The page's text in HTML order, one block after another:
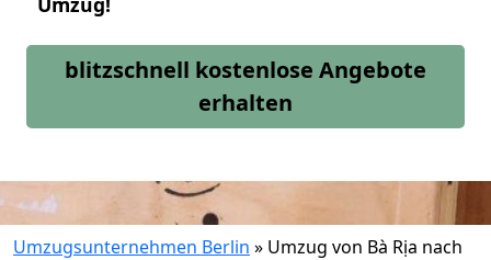
blitzschnell kostenlose Angebote
erhalten
Umzugsunternehmen Berlin » Umzug von Bà Rịa nach